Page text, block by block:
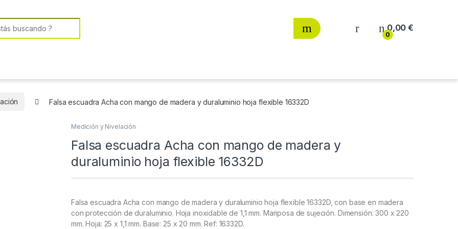
0
0,00€
Falsa escuadra Acha con mango de madera y duraluminio hoja flexible 16332D
Medición y Nivelación
Falsa escuadra Acha con mango de madera y
duraluminio hoja flexible 16332D
Falsa escuadra Acha con mango de madera y duraluminio hoja flexible 16332D, con base en madera
con protección de duraluminio. Hoja inoxidable de 1,1 mm. Mariposa de sujeción. Dimensión: 300 x 220
mm. Hoja: 25 x 1,1 mm. Base: 25 x 20 mm. Ref: 16332D.